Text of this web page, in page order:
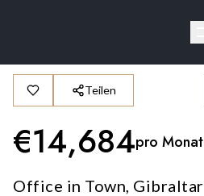
Teilen
€14,684pro Monat
Office in Town, Gibraltar